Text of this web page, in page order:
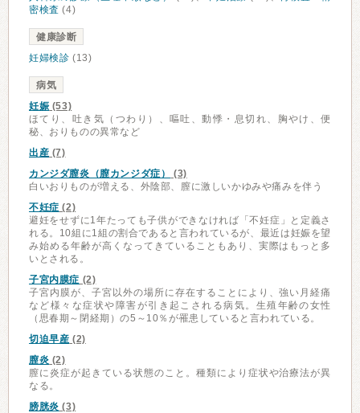
密検査 (4)
健康診断
妊婦検診 (13)
病気
妊娠 (53)
ほてり、吐き気（つわり）、嘔吐、動悸・息切れ、胸やけ、便
秘、おりものの異常など
出産 (7)
カンジダ膣炎（膣カンジダ症）
(3)
白いおりものが増える、外陰部、膣に激しいかゆみや痛みを伴う
不妊症 (2)
避妊をせずに1年たっても子供ができなければ「不妊症」と定義さ
れる。10組に1組の割合であると言われているが、最近は妊娠を望
み始める年齢が高くなってきていることもあり、実際はもっと多
いとされる。
子宮内膜症 (2)
子宮内膜が、子宮以外の場所に存在することにより、強い月経痛
など様々な症状や障害が引き起こされる病気。生殖年齢の女性
（思春期～閉経期）の5～10％が罹患していると言われている。
切迫早産 (2)
膣炎 (2)
膣に炎症が起きている状態のこと。種類により症状や治療法が異
なる。
膀胱炎 (3)